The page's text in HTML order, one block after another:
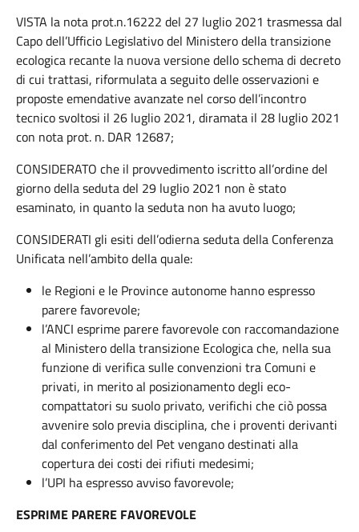
VISTA la nota prot.n.16222 del 27 luglio 2021 trasmessa dal
Capo dell’Ufficio Legislativo del Ministero della transizione
ecologica recante la nuova versione dello schema di decreto
di cui trattasi, riformulata a seguito delle osservazioni e
proposte emendative avanzate nel corso dell’incontro
tecnico svoltosi il 26 luglio 2021, diramata il 28 luglio 2021
con nota prot. n. DAR 12687;
CONSIDERATO che il provvedimento iscritto all’ordine del
giorno della seduta del 29 luglio 2021 non è stato
esaminato, in quanto la seduta non ha avuto luogo;
CONSIDERATI gli esiti dell’odierna seduta della Conferenza
Unificata nell’ambito della quale:
le Regioni e le Province autonome hanno espresso
parere favorevole;
l’ANCI esprime parere favorevole con raccomandazione
al Ministero della transizione Ecologica che, nella sua
funzione di verifica sulle convenzioni tra Comuni e
privati, in merito al posizionamento degli eco-
compattatori su suolo privato, verifichi che ciò possa
avvenire solo previa disciplina, che i proventi derivanti
dal conferimento del Pet vengano destinati alla
copertura dei costi dei rifiuti medesimi;
l’UPI ha espresso avviso favorevole;
ESPRIME PARERE FAVOREVOLE